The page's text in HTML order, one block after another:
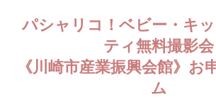
パシャリコ！ベビー・キ
ティ無料撮影会
《川崎市産業振興会館》お
ム